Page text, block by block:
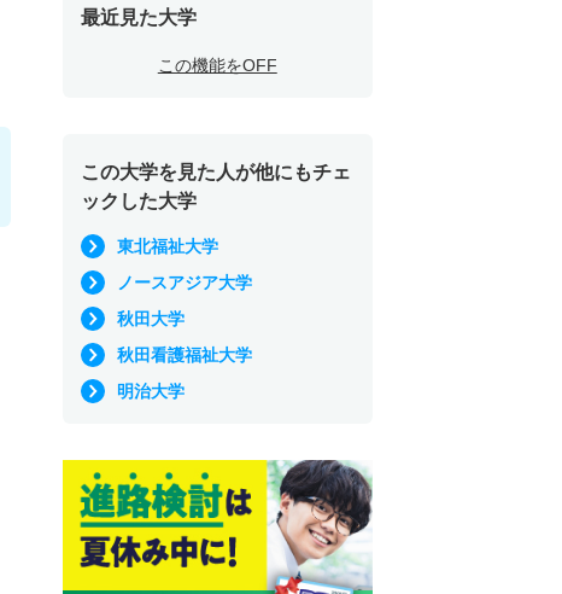
最近見た大学
この機能をOFF
この大学を見た人が他にもチェ
ックした大学
東北福祉大学
ノースアジア大学
秋田大学
秋田看護福祉大学
明治大学